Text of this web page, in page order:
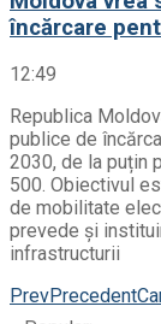
încărcare
12:49
Republica
publice de
2030, de la puțin
500. Obiectivul
de mobilitate
prevede și
infrastructurii
PrevPrecedent